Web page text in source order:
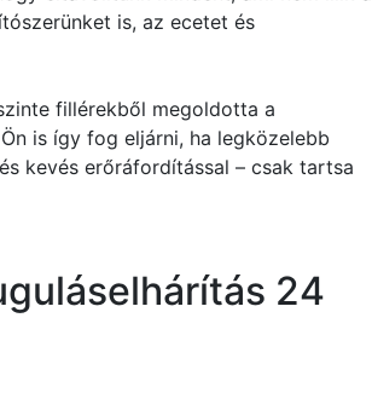
is, az ecetet és
fillérekből megoldotta a
is így fog eljárni, ha legközelebb
kevés erőráfordítással – csak tartsa
24